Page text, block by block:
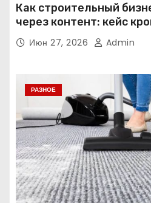
Как строительный
через контент: кейс
Июн 27, 2026 Admin
РАЗНОЕ